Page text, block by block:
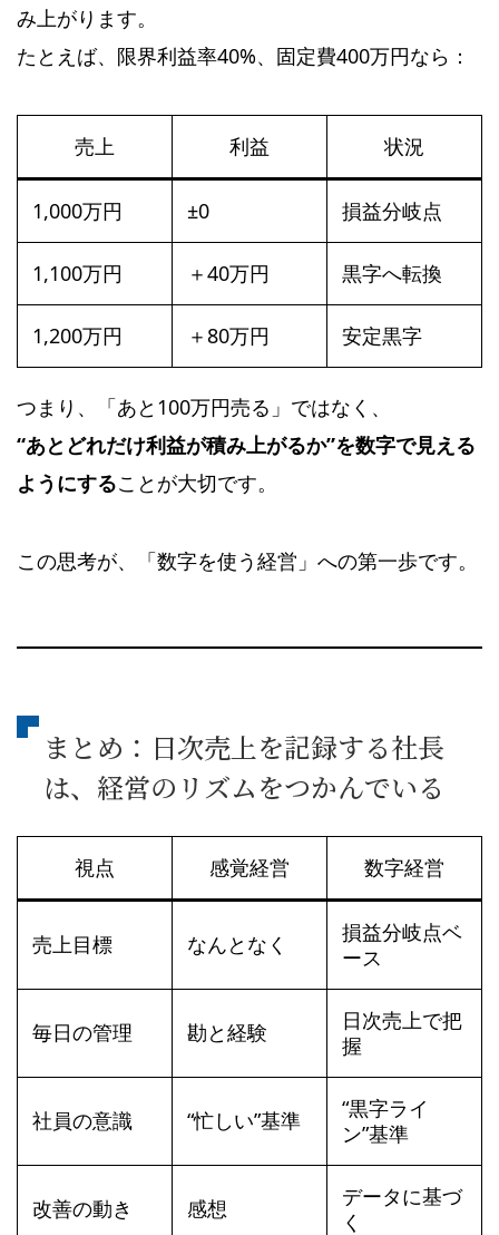
み上がります。
たとえば、限界利益率40%、固定費400万円なら：
売上 利益 状況
1,000万円 ±0 損益分岐点
1,100万円 ＋40万円 黒字へ転換
1,200万円 ＋80万円 安定黒字
つまり、「あと100万円売る」ではなく、
“あとどれだけ利益が積み上がるか”を数字で見える
ようにすることが大切です。
この思考が、「数字を使う経営」への第一歩です。
まとめ：日次売上を記録する社長
は、経営のリズムをつかんでいる
視点 感覚経営 数字経営
売上目標 なんとなく
損益分岐点ベ
ース
毎日の管理 勘と経験
日次売上で把
握
社員の意識 “忙しい”基準
“黒字ライ
ン”基準
改善の動き 感想
データに基づ
く